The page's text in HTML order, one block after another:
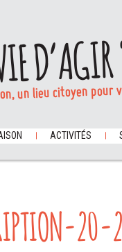
un lieu citoyen
ACTIVITÉS